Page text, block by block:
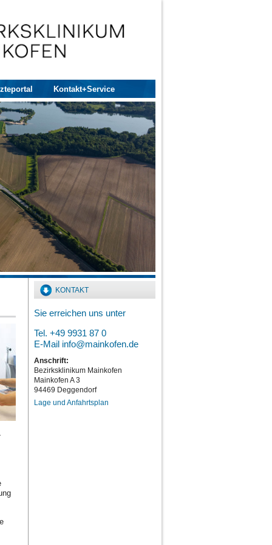
Kontakt+Service
KONTAKT
Sie erreichen uns unter
Tel. +49 9931 87 0
E-Mail info@mainkofen.de
Anschrift:
Bezirksklinikum Mainkofen
Mainkofen A 3
94469 Deggendorf
Lage und Anfahrtsplan